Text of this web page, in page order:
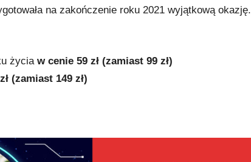
na zakończenie roku 2021 wyjątkową okazję.
życiaw cenie 59 zł (zamiast 99 zł)
(zamiast 149 zł)